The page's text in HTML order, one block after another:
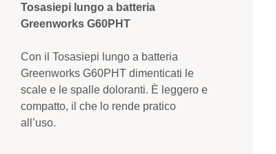
Tosasiepi lungo a batteria
Greenworks G60PHT
Con il Tosasiepi lungo a batteria
Greenworks G60PHT dimenticati le
scale e le spalle doloranti. È leggero e
compatto, il che lo rende pratico
all’uso.